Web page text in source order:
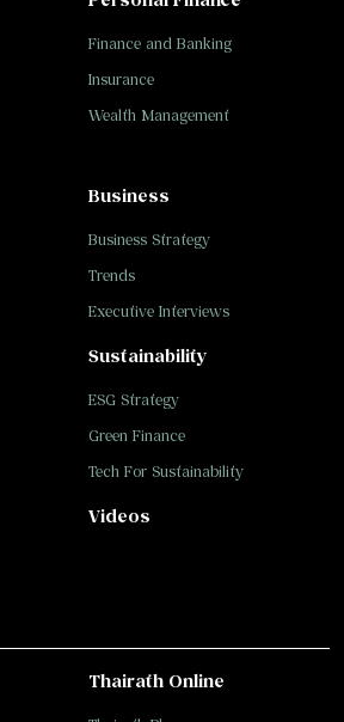
Finance and Banking
Insurance
Wealth Management
Business
Business Strategy
Trends
Executive Interviews
Sustainability
ESG Strategy
Green Finance
Tech For Sustainability
Videos
Thairath Online